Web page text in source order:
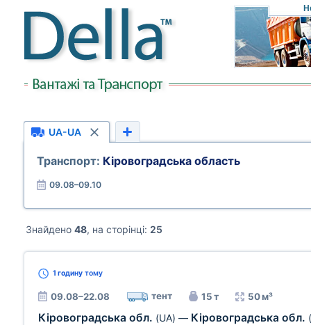
UA-UA
Транспорт: Кіровоградська область
09.08–09.10
Знайдено 48, на сторінці: 25
1 годину тому
09.08–22.08 тент 15 т 50 м³
Кіровоградська обл. (UA) — Кіровоградська обл.